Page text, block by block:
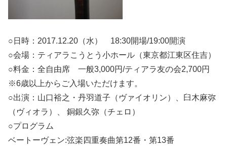
○日時：2017.12.20（水） 18:30開場/19:00開演
○会場：ティアラこうとう小ホール（東京都江東区住吉）
○料金：全自由席 一般3,000円/ティアラ友の会2,700円
※6歳以上からご入場いただけます。
○出演：山口裕之・丹羽道子（ヴァイオリン）、臼木麻弥
（ヴィオラ）、 銅銀久弥（チェロ）
○プログラム
ベートーヴェン:弦楽四重奏曲第12番・第13番